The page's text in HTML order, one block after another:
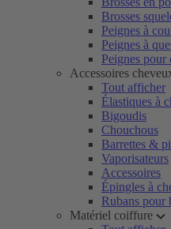
Brosses
Peignes à
Peignes à
Peignes pour
Accessoires
Tout afficher
Élastiques à
Bigoudis
Chouchous
Barrettes &
Vaporisateurs
Accessoires
Épingles à
Rubans pour
Matériel coiffure